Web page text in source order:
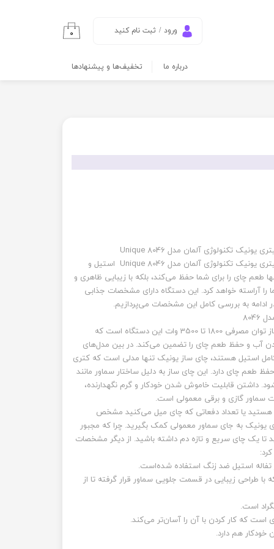
ورود / ثبت نام کنید
تغییر گذر واژه
۰
درباره ما تخفیف‌ها و پیشنهادها
چای ساز سماور برقی 3500 وات 4 لیتری یونیک تکنولوژی آلمان مدل Unique 8046 استیل و
1 لیتری نه تنها طعم چای را برای شما حفظ می‌کند، بلکه با زیبایی ظاهری و
را آراسته خواهد کرد. این دستگاه دارای مشخصات جذابی
به بررسی کامل این مشخصات می‌پردازیم.
مهمترین مشخصه جذاب این چای ساز توان مصرفی 1800 تا 3500 وات این دستگاه است که
آب و حفظ طعم چای را تضمین می‌کند. در بین مدل‌های
استیل هستند، چای ساز یونیک تنها مدلی است که کتری
طعم چای دارد. این چای ساز به دلیل ساختار سماور مانند
داشتن قابلیت خاموش شدن خودکار و گرم نگهدارنده،
سماور گازی و برقی معمولی است.
هستید یا تعداد دفعاتی که چای میل می‌کنید مشخص
به جای سماور معمولی کمک بگیرید. چرا که مجبور
تا یک چای سریع و تازه دم داشته باشید. از دیگر مشخصات
تفاله استیل ضد زنگ استفاده شده‌است.
طراحی زیبایی در قسمت جلویی سماور قرار گرفته تا از
است که کار کردن با آن را آسان‌تر می‌کند.
هم دارد.